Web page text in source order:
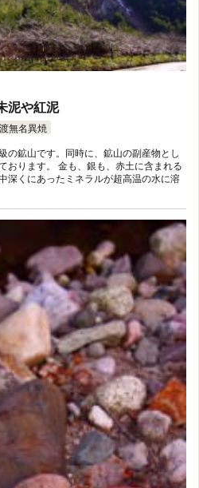
泥や紅泥
無名異焼
の鉱山です。同時に、鉱山の副産物とし
おります。 金も、銀も、赤土に含まれる
深くにあったミネラルが超高温の水に溶